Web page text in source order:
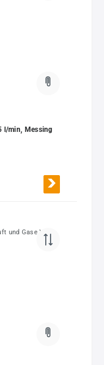
l/min, Messing